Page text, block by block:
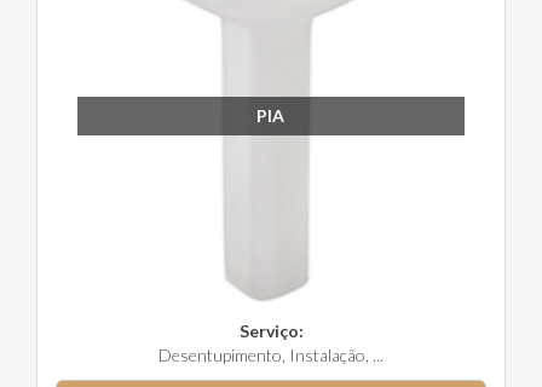
PIA
Serviço:
Desentupimento, Instalação, ...